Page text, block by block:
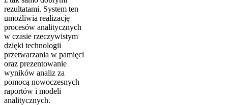
rezultatami. System ten
umożliwia realizację
procesów analitycznych
w czasie rzeczywistym
dzięki technologii
przetwarzania w pamięci
oraz prezentowanie
wyników analiz za
pomocą nowoczesnych
raportów i modeli
analitycznych.